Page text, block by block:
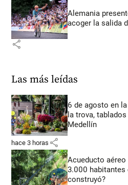
Alemania
acoger la salida
share
Las más leídas
6 de agosto en
la trova,
Medellín
hace 3 horas share
Acueducto
3.000 habitantes
construyó?